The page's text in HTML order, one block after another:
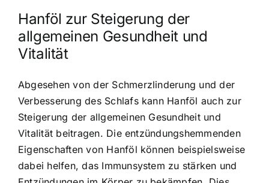
Hanföl zur Steigerung der
allgemeinen Gesundheit und
Vitalität
Abgesehen von der Schmerzlinderung und der
Verbesserung des Schlafs kann Hanföl auch zur
Steigerung der allgemeinen Gesundheit und
Vitalität beitragen. Die entzündungshemmenden
Eigenschaften von Hanföl können beispielsweise
dabei helfen, das Immunsystem zu stärken und